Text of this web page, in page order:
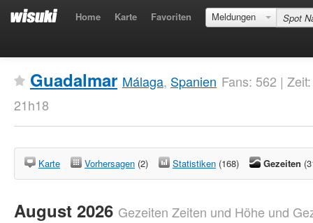
Home Karte Favoriten Meldungen
Guadalmar Málaga, Spanien Fans: 562 |
21h18
Karte Vorhersagen (2) Statistiken (168) Gezeiten
August 2026 Gezeiten Zeiten und Höhe und